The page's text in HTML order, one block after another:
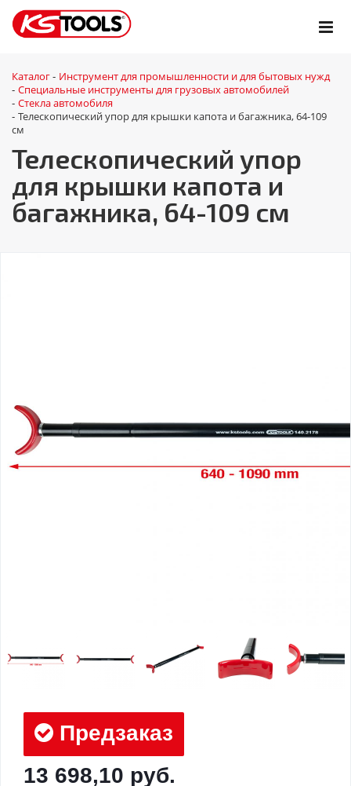
Каталог - Инструмент для промышленности и для бытовых нужд
- Специальные инструменты для грузовых автомобилей
- Стекла автомобиля
- Телескопический упор для крышки капота и багажника, 64-109
см
Телескопический упор
для крышки капота и
багажника, 64-109 см
Предзаказ
13 698,10 руб.